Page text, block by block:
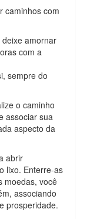
caminhos com
amornar
com a
sempre do
o caminho
associar sua
aspecto da
abrir
lixo. Enterre-as
moedas, você
associando
prosperidade.